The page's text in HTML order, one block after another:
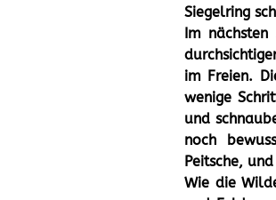
Siegelring
Im
im Freien.
wenige
und
noch
Peitsche,
Wie die